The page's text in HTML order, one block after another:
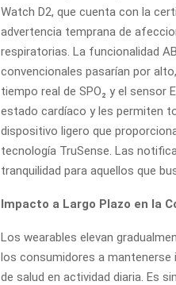
Watch D2, que cuenta con la
advertencia temprana de
respiratorias. La funcionalidad
convencionales pasarían por
tiempo real de SPO₂ y el sensor
estado cardíaco y les permiten
dispositivo ligero que
tecnología TruSense. Las
tranquilidad para aquellos que
Impacto a Largo Plazo en la
Los wearables elevan
los consumidores a
de salud en actividad diaria. Es